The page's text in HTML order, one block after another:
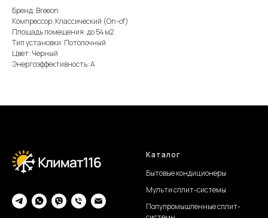
Бренд: Breeon
Компрессор: Классический (On-of)
Площадь помещения: до 54 м2
Тип установки: Потолочный
Цвет: Черный
Энергоэффективность: А
Каталог
Бытовые кондиционеры
Мульти сплит-системы
Полупромышленные сплит-